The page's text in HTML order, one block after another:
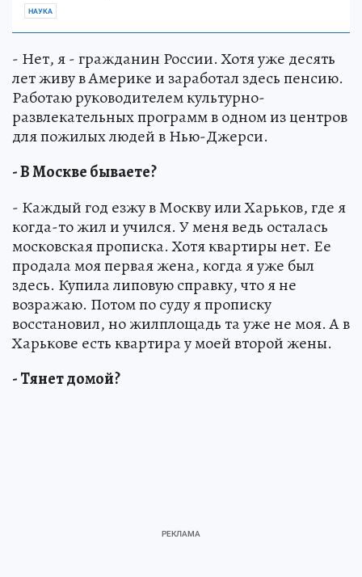
НАУКА
- Нет, я - гражданин России. Хотя уже десять
лет живу в Америке и заработал здесь пенсию.
Работаю руководителем культурно-
развлекательных программ в одном из центров
для пожилых людей в Нью-Джерси.
- В Москве бываете?
- Каждый год езжу в Москву или Харьков, где я
когда-то жил и учился. У меня ведь осталась
московская прописка. Хотя квартиры нет. Ее
продала моя первая жена, когда я уже был
здесь. Купила липовую справку, что я не
возражаю. Потом по суду я прописку
восстановил, но жилплощадь та уже не моя. А в
Харькове есть квартира у моей второй жены.
- Тянет домой?